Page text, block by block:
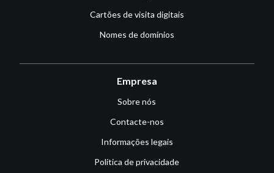
Cartões de visita digitais
Nomes de domínios
Empresa
Sobre nós
Contacte-nos
Informações legais
Política de privacidade